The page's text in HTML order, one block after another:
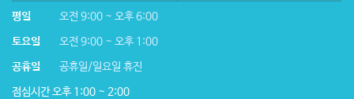
평일
오전 9:00 ~ 오후 6:00
토요일
오전 9:00 ~ 오후 1:00
공휴일
공휴일/일요일 휴진
점심시간 오후 1:00 ~ 2:00